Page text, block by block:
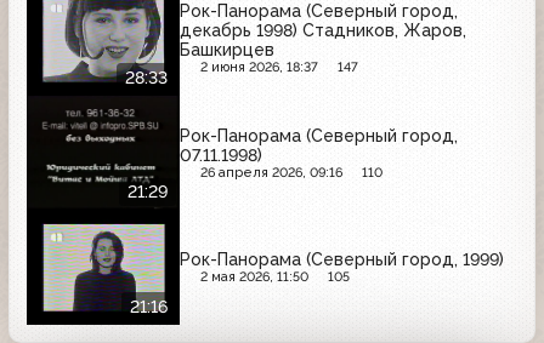
28:33
Рок-Панорама (Северный город,
декабрь 1998) Стадников, Жаров,
Башкирцев
2 июня 2026, 18:37 147
21:29
Рок-Панорама (Северный город,
07.11.1998)
26 апреля 2026, 09:16 110
21:16
Рок-Панорама (Северный город, 1999)
2 мая 2026, 11:50 105